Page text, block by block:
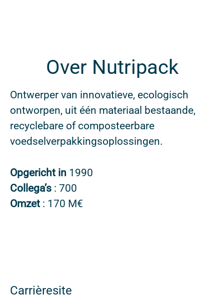
Over Nutripack
Ontwerper van innovatieve, ecologisch
ontworpen, uit één materiaal bestaande,
recyclebare of composteerbare
voedselverpakkingsoplossingen.
Opgericht in 1990
Collega’s : 700
Omzet : 170 M€
Carrièresite